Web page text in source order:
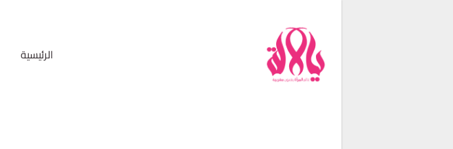
الرئيسية